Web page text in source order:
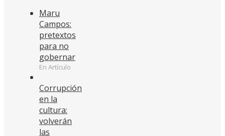
Maru
Campos:
pretextos
para no
gobernar
En Artículo
Corrupción
en la
cultura:
volverán
las